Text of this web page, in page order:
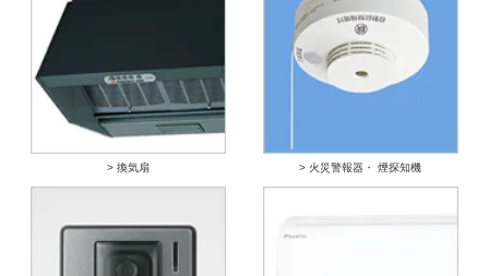
> 換気扇 > 火災警報器・ 煙探知機